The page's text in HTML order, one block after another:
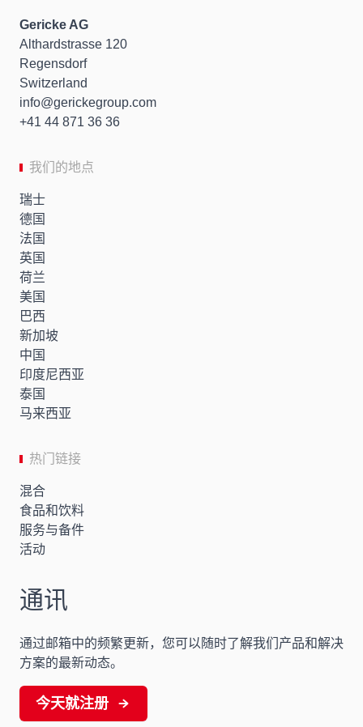
Gericke AG
Althardstrasse 120
Regensdorf
Switzerland
info
gerickegroup.com
+41 44 871 36 36
我们的地点
瑞士
德国
法国
英国
荷兰
美国
巴西
新加坡
中国
印度尼西亚
泰国
马来西亚
热门链接
混合
食品和饮料
服务与备件
活动
通讯
通过邮箱中的频繁更新，您可以随时了解我们产品和解决
方案的最新动态。
今天就注册